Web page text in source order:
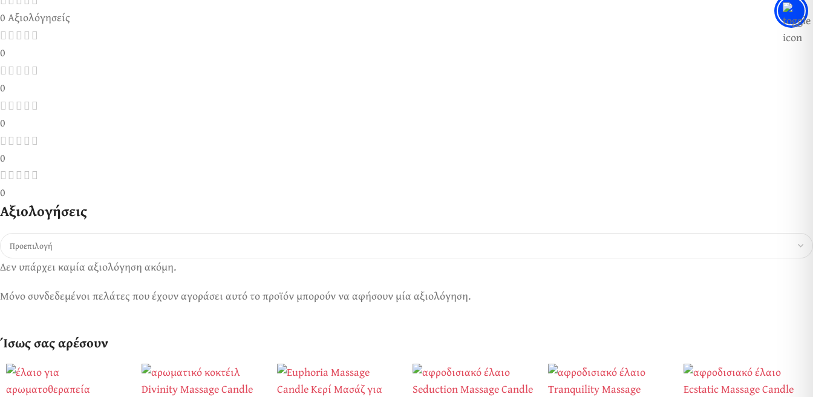
0 Αξιολόγησείς
0
0
0
0
0
Αξιολογήσεις
Δεν υπάρχει καμία αξιολόγηση ακόμη.
Μόνο συνδεδεμένοι πελάτες που έχουν αγοράσει αυτό το προϊόν μπορούν να αφήσουν μία αξιολόγηση.
Ίσως σας αρέσουν